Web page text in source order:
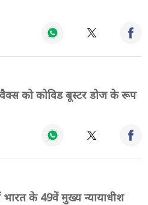
को कोविड बूस्टर डोज के रूप
के 49वें मुख्य न्यायाधीश